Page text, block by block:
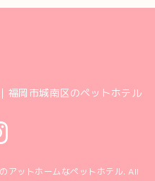
福岡市城南区のペットホテル
アットホームなペットホテル. All